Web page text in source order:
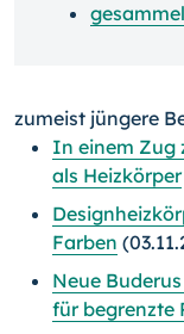
zumeist jüngere
In einem Zug
als Heizkörper
Farben
Neue
für begrenzte